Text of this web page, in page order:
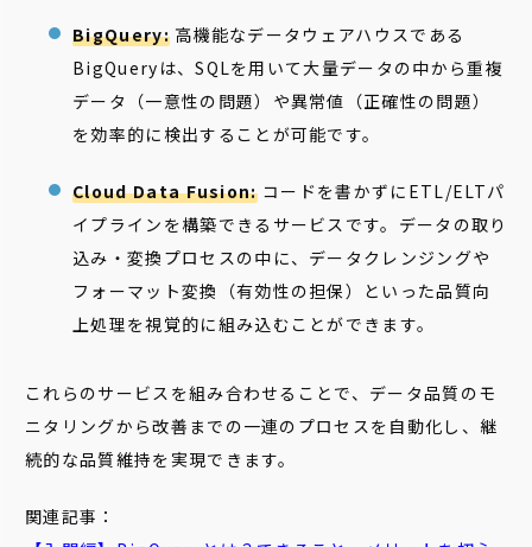
BigQuery:高機能なデータウェアハウスである
BigQueryは、SQLを用いて大量データの中から重複
データ（一意性の問題）や異常値（正確性の問題）
を効率的に検出することが可能です。
Cloud Data Fusion:コードを書かずにETL/ELTパ
イプラインを構築できるサービスです。データの取り
込み・変換プロセスの中に、データクレンジングや
フォーマット変換（有効性の担保）といった品質向
上処理を視覚的に組み込むことができます。
これらのサービスを組み合わせることで、データ品質のモ
ニタリングから改善までの一連のプロセスを自動化し、継
続的な品質維持を実現できます。
関連記事：